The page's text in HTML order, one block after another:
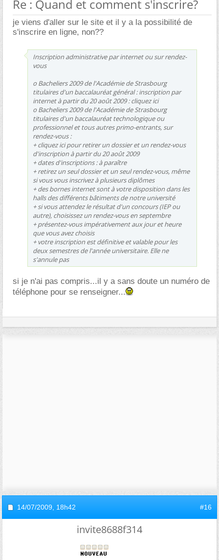
Re : Quand et comment s'inscrire?
je viens d'aller sur le site et il y a la possibilité de
s'inscrire en ligne, non??
Inscription administrative par internet ou sur rendez-
vous
o Bacheliers 2009 de l'Académie de Strasbourg
titulaires d'un baccalauréat général : inscription par
internet à partir du 20 août 2009 : cliquez ici
o Bacheliers 2009 de l'Académie de Strasbourg
titulaires d'un baccalauréat technologique ou
professionnel et tous autres primo-entrants, sur
rendez-vous :
+ cliquez ici pour retirer un dossier et un rendez-vous
d'inscription à partir du 20 août 2009
+ dates d'inscriptions : à paraître
+ retirez un seul dossier et un seul rendez-vous, même
si vous vous inscrivez à plusieurs diplômes
+ des bornes internet sont à votre disposition dans les
halls des différents bâtiments de notre université
+ si vous attendez le résultat d'un concours (IEP ou
autre), choisissez un rendez-vous en septembre
+ présentez-vous impérativement aux jour et heure
que vous avez choisis
+ votre inscription est définitive et valable pour les
deux semestres de l'année universitaire. Elle ne
s'annule pas
si je n'ai pas compris...il y a sans doute un numéro de
téléphone pour se renseigner...
14/07/2009, 18h42 #16
invite8688f314